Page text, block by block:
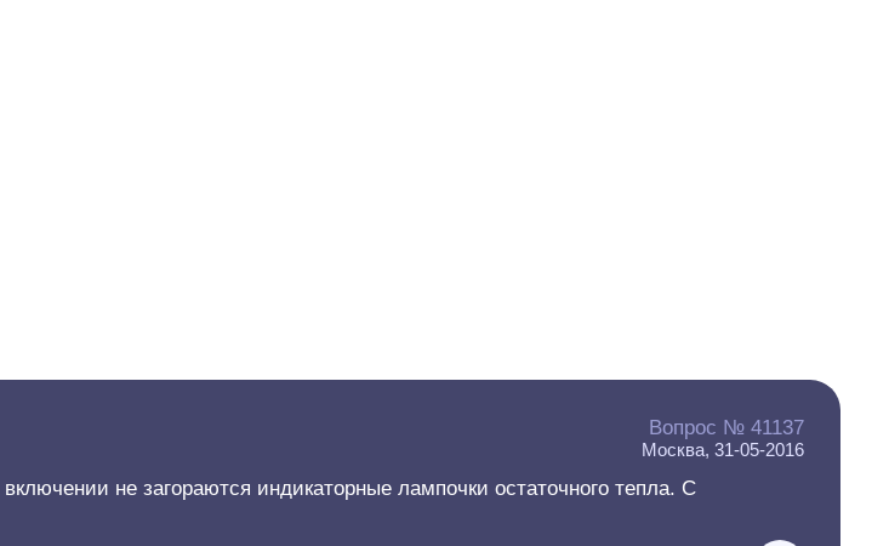
Вопрос № 41137
Москва, 31-05-2016
не загораются индикаторные лампочки остаточного тепла. С